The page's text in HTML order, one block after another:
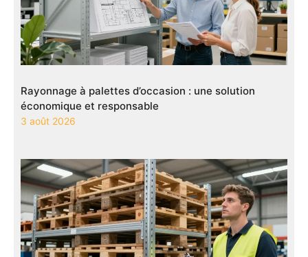
Rayonnage à palettes d’occasion : une solution
économique et responsable
3 août 2026